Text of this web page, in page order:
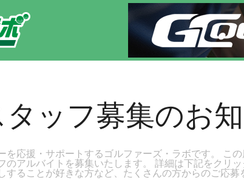
らせのページです。新宿区、若松河田で気軽にゴルフレッスン！
ッフ募集のお
を応援・サポートするゴルファーズ・ラボです。 こ
のアルバイトを募集いたします。 詳細は下記をクリ
することが好きな方など、たくさんの方からのご応募